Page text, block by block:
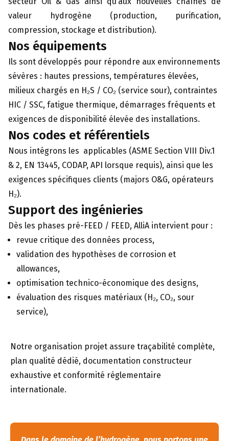
valeur hydrogène (production, purification,
compression, stockage et distribution).
Nos équipements
Ils sont développés pour répondre aux environnements
sévères : hautes pressions, températures élevées,
milieux chargés en H₂S / CO₂ (service sour), contraintes
HIC / SSC, fatigue thermique, démarrages fréquents et
exigences de disponibilité élevée des installations.
Nos codes et référentiels
Nous intégrons les applicables (ASME Section VIII Div.1
& 2, EN 13445, CODAP, API lorsque requis), ainsi que les
exigences spécifiques clients (majors O&G, opérateurs
H₂).
Support des ingénieries
Dès les phases pré-FEED / FEED, AlliA intervient pour :
revue critique des données process,
validation des hypothèses de corrosion et
allowances,
optimisation technico-économique des designs,
évaluation des risques matériaux (H₂, CO₂, sour
service),
Notre organisation projet assure traçabilité complète,
plan qualité dédié, documentation constructeur
exhaustive et conformité réglementaire
internationale.